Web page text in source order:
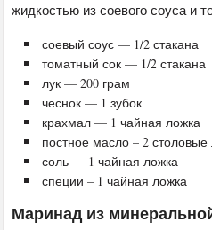
жидкостью из соевого соуса и
соевый соус — 1/2 стакана
томатный сок — 1/2 стакана
лук — 200 грам
чеснок — 1 зубок
крахмал — 1 чайная ложка
постное масло – 2 столовые
соль — 1 чайная ложка
специи – 1 чайная ложка
Маринад из